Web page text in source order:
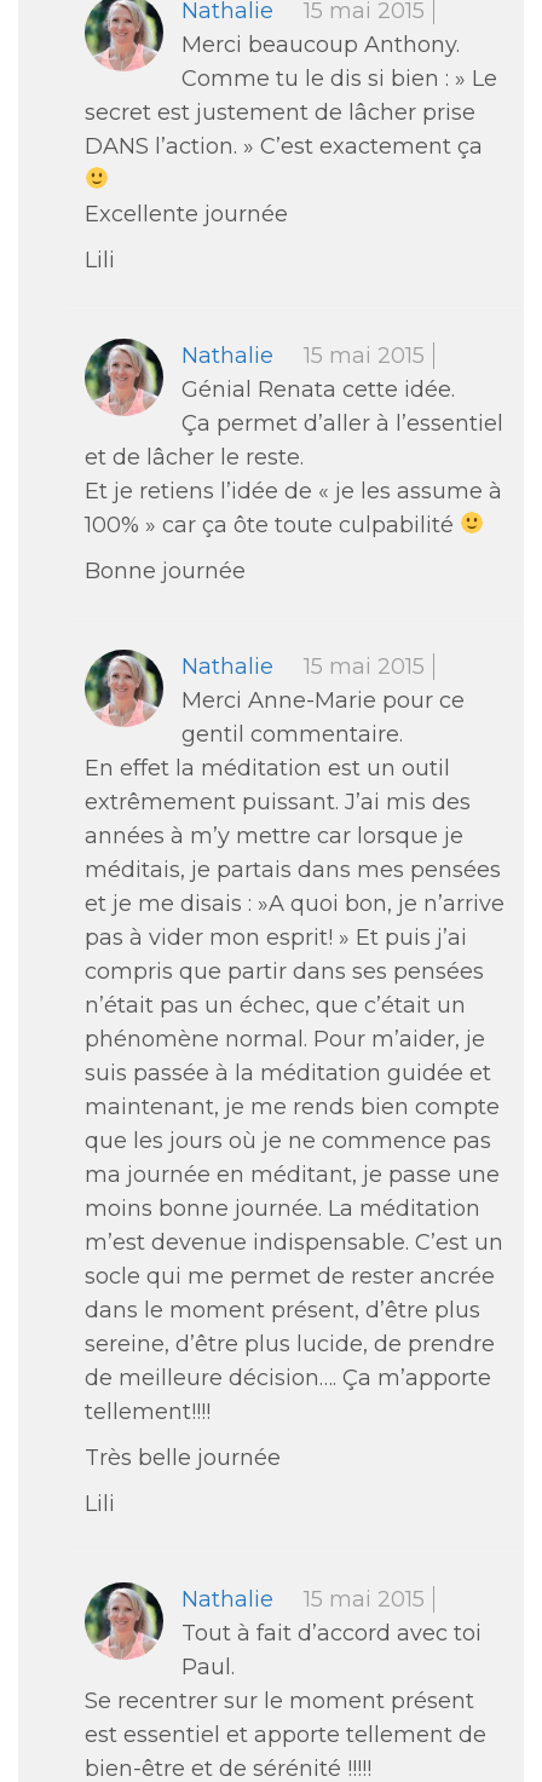
Nathalie
15 mai 2015
Merci beaucoup Anthony.
Comme tu le dis si bien : » Le
secret est justement de lâcher prise
DANS l’action. » C’est exactement ça
Excellente journée
Lili
Nathalie
15 mai 2015
Génial Renata cette idée.
Ça permet d’aller à l’essentiel
et de lâcher le reste.
Et je retiens l’idée de « je les assume à
100% » car ça ôte toute culpabilité
Bonne journée
Nathalie
15 mai 2015
Merci Anne-Marie pour ce
gentil commentaire.
En effet la méditation est un outil
extrêmement puissant. J’ai mis des
années à m’y mettre car lorsque je
méditais, je partais dans mes pensées
et je me disais : »A quoi bon, je n’arrive
pas à vider mon esprit! » Et puis j’ai
compris que partir dans ses pensées
n’était pas un échec, que c’était un
phénomène normal. Pour m’aider, je
suis passée à la méditation guidée et
maintenant, je me rends bien compte
que les jours où je ne commence pas
ma journée en méditant, je passe une
moins bonne journée. La méditation
m’est devenue indispensable. C’est un
socle qui me permet de rester ancrée
dans le moment présent, d’être plus
sereine, d’être plus lucide, de prendre
de meilleure décision…. Ça m’apporte
tellement!!!!
Très belle journée
Lili
Nathalie
15 mai 2015
Tout à fait d’accord avec toi
Paul.
Se recentrer sur le moment présent
est essentiel et apporte tellement de
bien-être et de sérénité !!!!!